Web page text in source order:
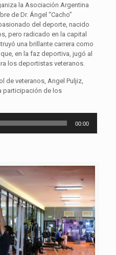
la Asociación Argentina
de Dr. Ángel “Cacho”
del deporte, nacido
pero radicado en la capital
una brillante carrera como
en la faz deportiva, jugó al
los deportistas veteranos.
de veteranos, Angel Puljiz,
participación de los
00:00